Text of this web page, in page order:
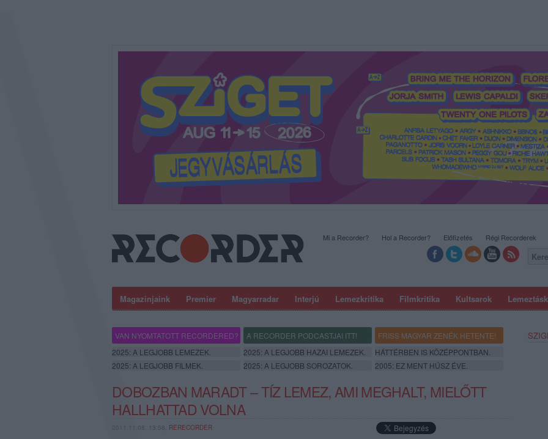
Magazinjaink Premier Magyarradar Interjú Lemezkritika Filmkritika Kultsarok
Mi a Recorder? Hol a Recorder? Előfizetés Régi Recorderek
VAN NYOMTATOTT RECORDERED? A RECORDER PODCASTJAI ITT!
FRISS MAGYAR ZENÉK HETENTE!
2025: A LEGJOBB LEMEZEK.
2025: A LEGJOBB HAZAI LEMEZEK.
HÁTTÉRBEN IS KÖZÉPPONTBAN.
2025: A LEGJOBB FILMEK.
2025: A LEGJOBB SOROZATOK. 2005: EZ MENT HÚSZ ÉVE.
DOBOZBAN MARADT – TÍZ LEMEZ, AMI MEGHALT, MIELŐTT
HALLHATTAD VOLNA
2011.11.08. 13:58, RERECORDER